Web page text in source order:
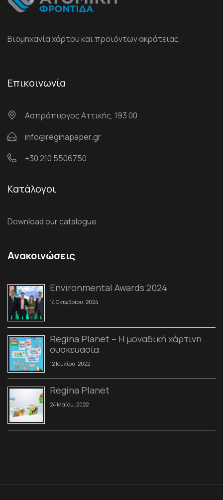
Βιομηχανία χάρτου και προιόντων ακράτειας.
Επικοινωνία
Ασπρόπυργος Αττικής, 193 00
info@reginapaper.gr
+30 210 5506750
Κατάλογοι
Download our catalogue
Ανακοινώσεις
Environmental Awards 2024
14 Οκτωβρίου, 2024
Regina Planet – Η μοναδική χάρτινη
συσκευασία
12 Ιουλίου, 2022
Regina Planet
24 Μαΐου, 2022